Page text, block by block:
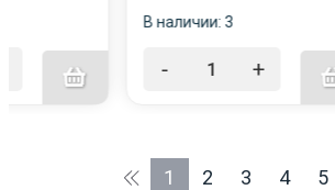
В наличии: 3
- +
1 2 3 4 5